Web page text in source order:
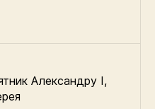
Александру I,